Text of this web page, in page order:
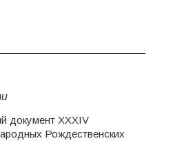
документ XXХIV
Рождественских